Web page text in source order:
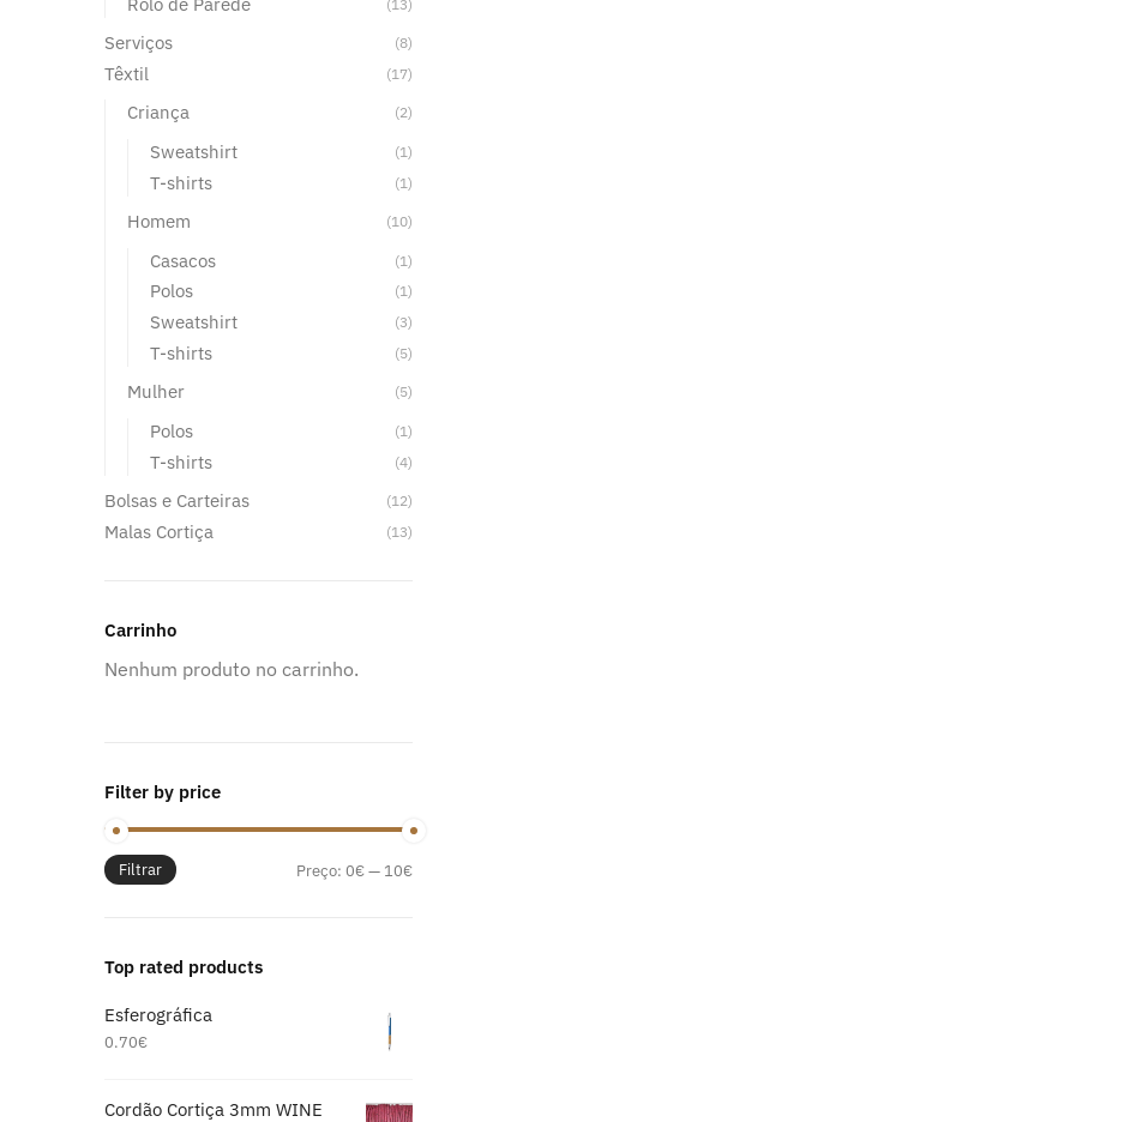
(13)
Serviços (8)
Têxtil (17)
Criança (2)
Sweatshirt (1)
T-shirts (1)
Homem (10)
Casacos (1)
Polos (1)
Sweatshirt (3)
T-shirts (5)
Mulher (5)
Polos (1)
T-shirts (4)
Bolsas e Carteiras (12)
Malas Cortiça (13)
Carrinho
Nenhum produto no carrinho.
Filter by price
Preço
Preço
Filtrar Preço:0€— 10€
Top rated products
Esferográfica
0.70€
Cordão Cortiça 3mm WINE